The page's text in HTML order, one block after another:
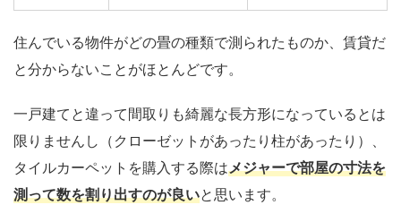
住んでいる物件がどの畳の種類で測られたものか、賃貸だ
と分からないことがほとんどです。
一戸建てと違って間取りも綺麗な長方形になっているとは
限りませんし（クローゼットがあったり柱があったり）、
タイルカーペットを購入する際はメジャーで部屋の寸法を
測って数を割り出すのが良いと思います。